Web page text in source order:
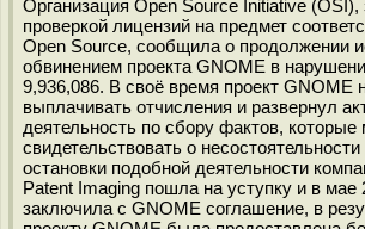
Организация Open Source Initiative
проверкой лицензий на предмет
Open Source, сообщила о продолжении
обвинением проекта GNOME в
9,936,086. В своё время проект GNOME
выплачивать отчисления и развернул
деятельность по сбору фактов, которые
свидетельствовать о
остановки подобной деятельности
Patent Imaging пошла на уступку и в мае
заключила с GNOME соглашение, в